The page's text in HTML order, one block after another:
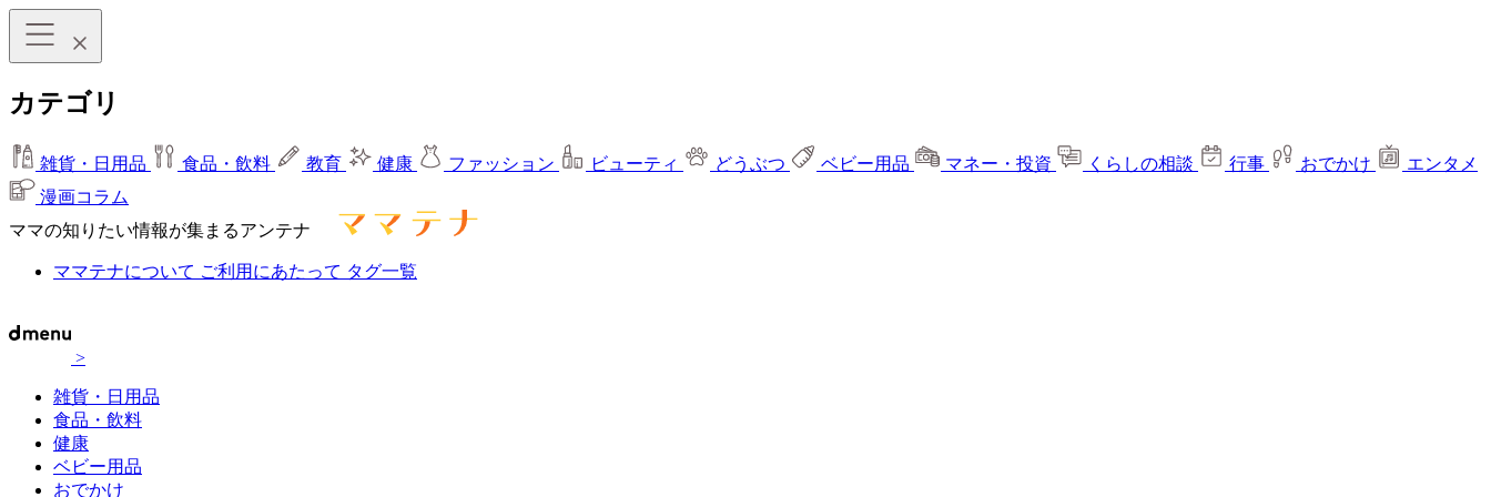
カテゴリ
雑貨・日用品 食品・飲料 教育 健康 ファッション ビューティ どうぶつ ベビー用品 マネー・投資 くらしの相談 行事 おでかけ
エンタメ
漫画コラム
ママの知りたい情報が集まるアンテナ
ママテナについて ご利用にあたって タグ一覧
>
雑貨・日用品
食品・飲料
健康
ベビー用品
おでかけ